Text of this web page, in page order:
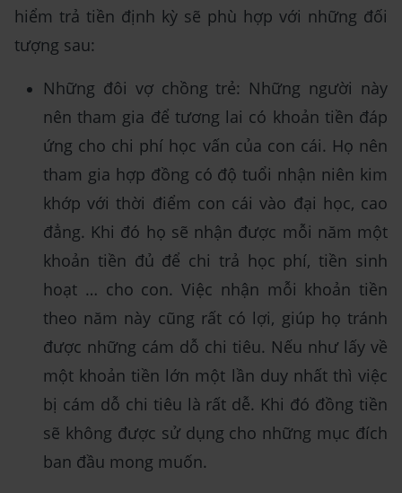
hiểm trả tiền định kỳ sẽ phù hợp với những đối
tượng sau:
Những đôi vợ chồng trẻ: Những người này
nên tham gia để tương lai có khoản tiền đáp
ứng cho chi phí học vấn của con cái. Họ nên
tham gia hợp đồng có độ tuổi nhận niên kim
khớp với thời điểm con cái vào đại học, cao
đẳng. Khi đó họ sẽ nhận được mỗi năm một
khoản tiền đủ để chi trả học phí, tiền sinh
hoạt … cho con. Việc nhận mỗi khoản tiền
theo năm này cũng rất có lợi, giúp họ tránh
được những cám dỗ chi tiêu. Nếu như lấy về
một khoản tiền lớn một lần duy nhất thì việc
bị cám dỗ chi tiêu là rất dễ. Khi đó đồng tiền
sẽ không được sử dụng cho những mục đích
ban đầu mong muốn.